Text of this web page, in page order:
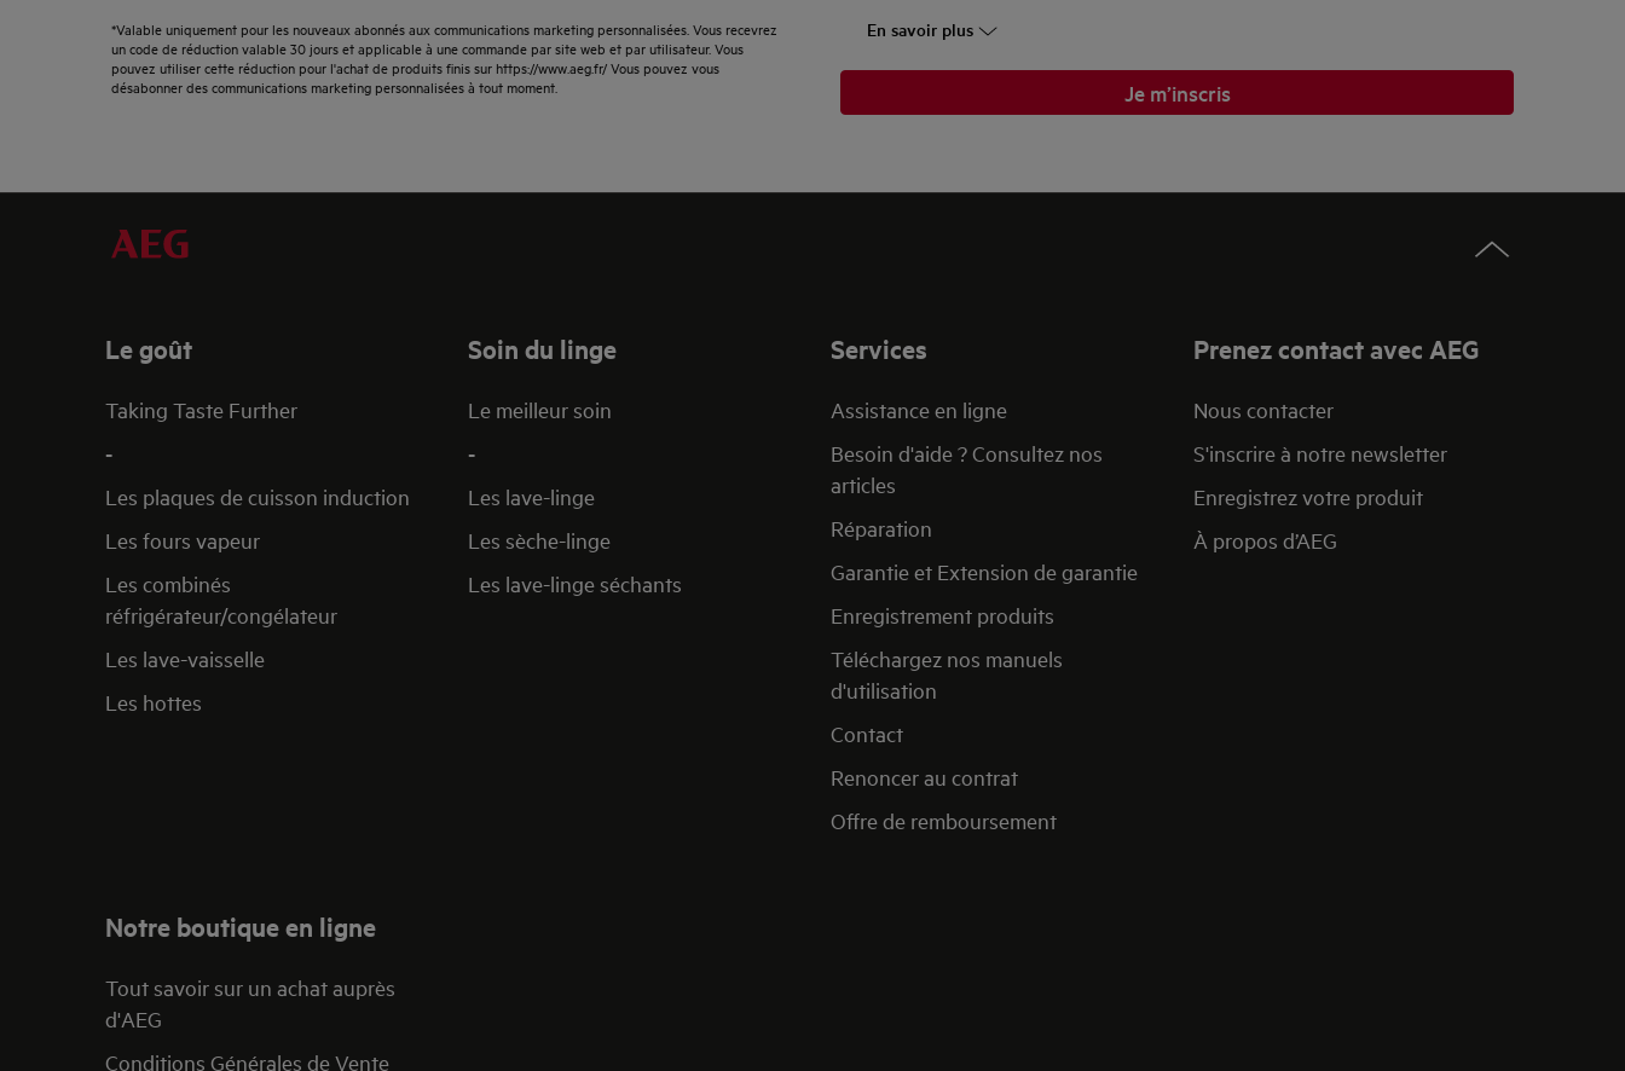
*Valable uniquement pour les nouveaux abonnés aux communications marketing personnalisées. Vous recevrez
un code de réduction valable 30 jours et applicable à une commande par site web et par utilisateur. Vous
pouvez utiliser cette réduction pour l'achat de produits finis sur https://www.aeg.fr/ Vous pouvez vous
désabonner des communications marketing personnalisées à tout moment.
En savoir plus
Je m’inscris
Le goût
Taking Taste Further
-
Les plaques de cuisson induction
Les fours vapeur
Les combinés
réfrigérateur/congélateur
Les lave-vaisselle
Les hottes
Soin du linge
Le meilleur soin
-
Les lave-linge
Les sèche-linge
Les lave-linge séchants
Services
Assistance en ligne
Besoin d'aide ? Consultez nos
articles
Réparation
Garantie et Extension de garantie
Enregistrement produits
Téléchargez nos manuels
d'utilisation
Contact
Renoncer au contrat
Offre de remboursement
Prenez contact avec AEG
Nous contacter
S'inscrire à notre newsletter
Enregistrez votre produit
À propos d’AEG
Notre boutique en ligne
Tout savoir sur un achat auprès
d'AEG
Conditions Générales de Vente